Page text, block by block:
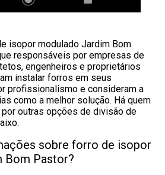
isopor modulado Jardim Bom
responsáveis por empresas de
engenheiros e proprietários
instalar forros em seus
profissionalismo e consideram a
como a melhor solução. Há quem
outras opções de divisão de
sobre forro de isopor
Bom Pastor?